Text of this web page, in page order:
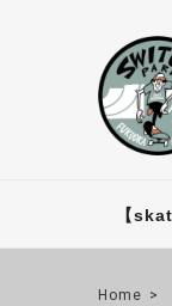
【
Home